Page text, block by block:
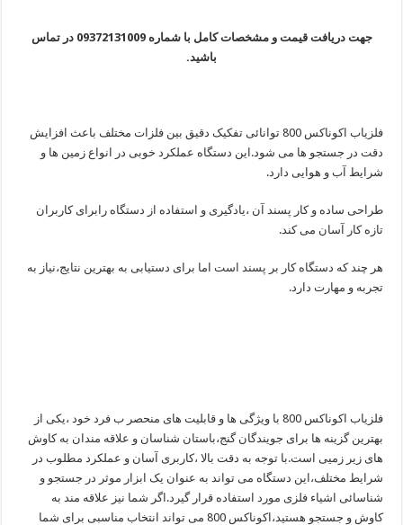
جهت دریافت قیمت و مشخصات کامل با شماره 09372131009 در تماس
باشید.
فلزیاب اکوناکس 800 توانائی تفکیک دقیق بین فلزات مختلف باعث افزایش
دقت در جستجو ها می شود.این دستگاه عملکرد خوبی در انواع زمین ها و
شرایط آب و هوایی دارد.
طراحی ساده و کار پسند آن ،یادگیری و استفاده از دستگاه رابرای کاربران
تازه کار آسان می کند.
هر چند که دستگاه کار بر پسند است اما برای دستیابی به بهترین نتایج،نیاز به
تجربه و مهارت دارد.
فلزیاب اکوناکس 800 با ویژگی ها و قابلیت های منحصر ب فرد خود ،یکی از
بهترین گزینه ها برای جویندگان گنج،باستان شناسان و علاقه مندان به کاوش
های زیر زمیی است.با توجه به دقت بالا ،کاربری آسان و عملکرد مطلوب در
شرایط مختلف،این دستگاه می تواند به عنوان یک ابزار موثر در جستجو و
شناسائی اشیاء فلزی مورد استفاده قرار گیرد.اگر شما نیز علاقه مند به
کاوش و جستجو هستید،اکوناکس 800 می تواند انتخاب مناسبی برای شما